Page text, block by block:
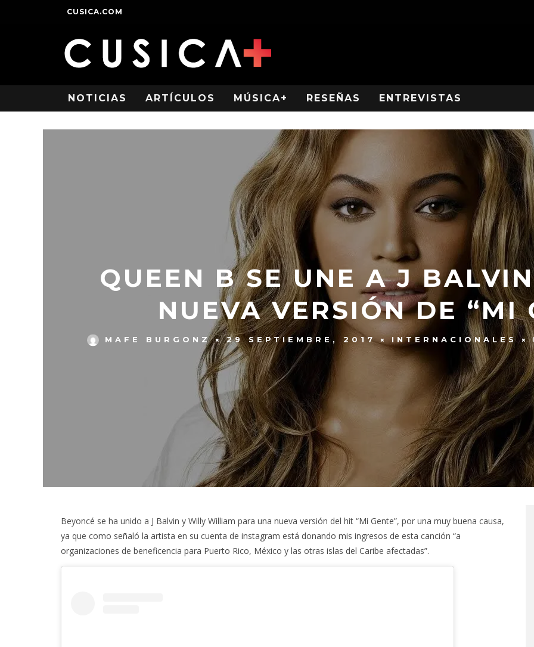
CUSICA.COM
NOTICIAS ARTÍCULOS MÚSICA+ RESEÑAS ENTREVISTAS
QUEEN B SE UNE A J
NUEVA VERSIÓN DE “MI
MAFE BURGONZ 29 SEPTIEMBRE, 2017 INTERNACIONALES
Beyoncé se ha unido a J Balvin y Willy William para una nueva versión del hit “Mi Gente”, por una muy buena causa,
ya que como señaló la artista en su cuenta de instagram está donando mis ingresos de esta canción “a
organizaciones de beneficencia para Puerto Rico, México y las otras islas del Caribe afectadas”.